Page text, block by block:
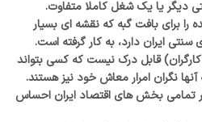
دیگر یا یک شغل کاملا متفاوت.
را برای بافت گبه که نقشه ای بسیار
ایران دارد، به کار گرفته است.
کارگران) قابل درک نیست که کسی بتواند
نگران امرار معاش خود نیز هستند.
تمامی بخش های اقتصاد ایران احساس